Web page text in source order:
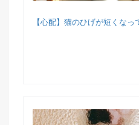
【心配】猫のひげが短くなっ